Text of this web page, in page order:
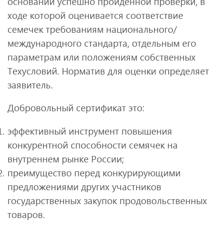
ходе которой оценивается соответствие
семечек требованиям национального/
международного стандарта, отдельным его
параметрам или положениям собственных
Техусловий. Норматив для оценки определяет
заявитель.
Добровольный сертификат это:
эффективный инструмент повышения
конкурентной способности семячек на
внутреннем рынке России;
преимущество перед конкурирующими
предложениями других участников
государственных закупок продовольственных
товаров.